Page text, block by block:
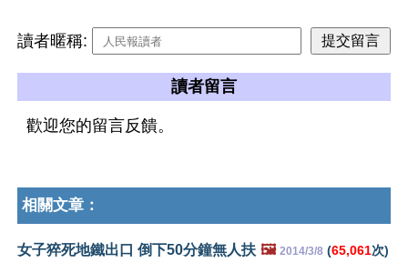
讀者暱稱:
讀者留言
歡迎您的留言反饋。
相關文章：
女子猝死地鐵出口 倒下50分鐘無人扶 🖼️ 2014/3/8 (65,061次)